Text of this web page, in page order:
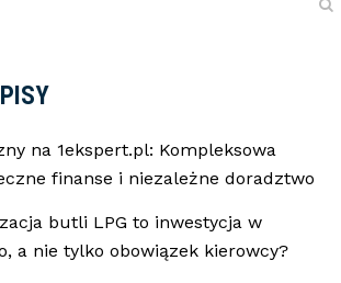
na 1ekspert.pl: Kompleksowa
finanse i niezależne doradztwo
butli LPG to inwestycja w
a nie tylko obowiązek kierowcy?